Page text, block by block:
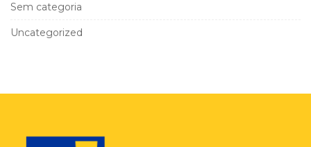
Sem categoria
Uncategorized